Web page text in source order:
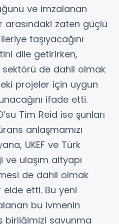
ve imzalanan
arasındaki zaten güçlü
taşıyacağını
dile getirirken,
sektörü de dahil olmak
projeler için uygun
ifade etti.
Tim Reid ise şunları
anlaşmamızı
UKEF ve Türk
ve ulaşım altyapı
de dahil olmak
etti. Bu yeni
bu ivmenin
birliğimizi savunma